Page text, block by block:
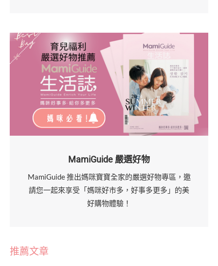
MamiGuide 嚴選好物
MamiGuide 推出媽咪寶寶全家的嚴選好物專區，邀
請您一起來享受「媽咪好市多，好事多更多」的美
好購物體驗！
推薦文章